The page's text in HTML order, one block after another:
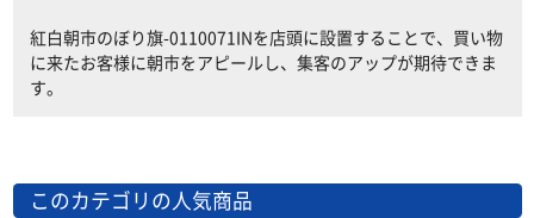
紅白朝市のぼり旗-0110071INを店頭に設置することで、買い物
に来たお客様に朝市をアピールし、集客のアップが期待できま
す。
このカテゴリの人気商品